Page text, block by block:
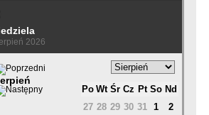
2026
Po Wt Śr Cz Pt So Nd
27 28 29 30 31 1
2